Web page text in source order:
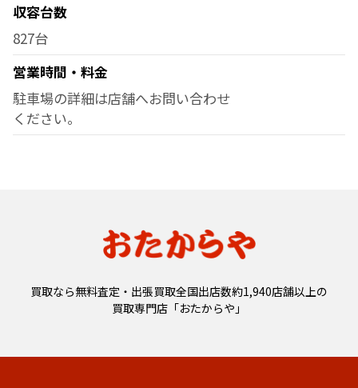
収容台数
827台
営業時間・料金
駐車場の詳細は店舗へお問い合わせ
ください。
買取なら無料査定・出張買取全国出店数約1,940店舗以上の
買取専門店「おたからや」